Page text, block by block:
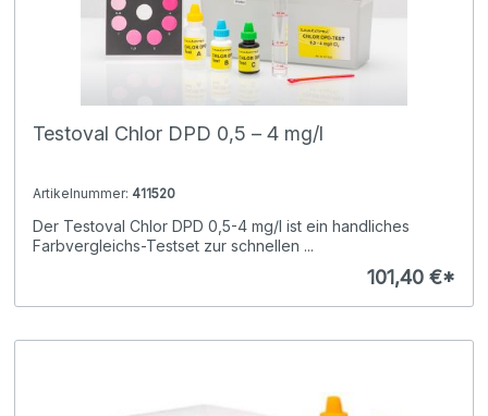
Testoval Chlor DPD 0,5 – 4 mg/l
Artikelnummer: 411520
Der Testoval Chlor DPD 0,5-4 mg/l ist ein handliches
Farbvergleichs-Testset zur schnellen ...
101,40 €*